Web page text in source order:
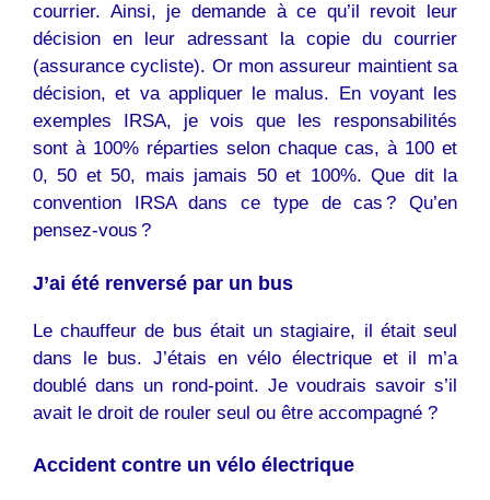
courrier. Ainsi, je demande à ce qu’il revoit leur
décision en leur adressant la copie du courrier
(assurance cycliste). Or mon assureur maintient sa
décision, et va appliquer le malus. En voyant les
exemples IRSA, je vois que les responsabilités
sont à 100% réparties selon chaque cas, à 100 et
0, 50 et 50, mais jamais 50 et 100%. Que dit la
convention IRSA dans ce type de cas ? Qu’en
pensez-vous ?
J’ai été renversé par un bus
Le chauffeur de bus était un stagiaire, il était seul
dans le bus. J’étais en vélo électrique et il m’a
doublé dans un rond-point. Je voudrais savoir s’il
avait le droit de rouler seul ou être accompagné ?
Accident contre un vélo électrique